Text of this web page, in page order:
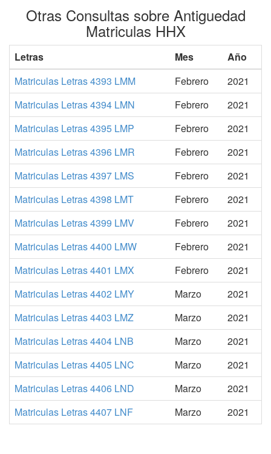
Otras Consultas sobre Antiguedad
Matriculas HHX
Letras Mes
Año
Matriculas Letras 4393 LMM
Febrero
2021
Matriculas Letras 4394 LMN
Febrero
2021
Matriculas Letras 4395 LMP
Febrero
2021
Matriculas Letras 4396 LMR
Febrero
2021
Matriculas Letras 4397 LMS
Febrero
2021
Matriculas Letras 4398 LMT
Febrero
2021
Matriculas Letras 4399 LMV
Febrero
2021
Matriculas Letras 4400 LMW
Febrero
2021
Matriculas Letras 4401 LMX
Febrero
2021
Matriculas Letras 4402 LMY
Marzo
2021
Matriculas Letras 4403 LMZ
Marzo
2021
Matriculas Letras 4404 LNB
Marzo
2021
Matriculas Letras 4405 LNC
Marzo
2021
Matriculas Letras 4406 LND
Marzo
2021
Matriculas Letras 4407 LNF
Marzo 2021